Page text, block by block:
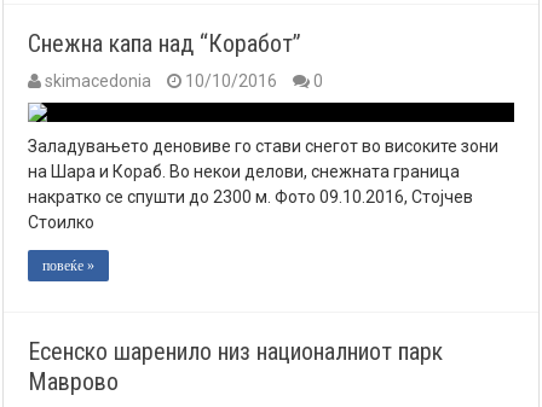
Снежна капа над “Коработ”
skimacedonia 10/10/2016 0
Заладувањето деновиве го стави снегот во високите зони
на Шара и Кораб. Во некои делови, снежната граница
накратко се спушти до 2300 м. Фото 09.10.2016, Стојчев
Стоилко
повеќе »
Есенско шаренило низ националниот парк
Маврово